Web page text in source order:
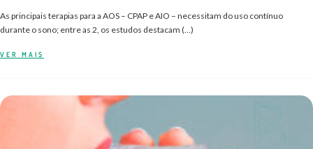
As principais terapias para a AOS – CPAP e AIO – necessitam do uso contínuo
durante o sono; entre as 2, os estudos destacam (…)
VER MAIS